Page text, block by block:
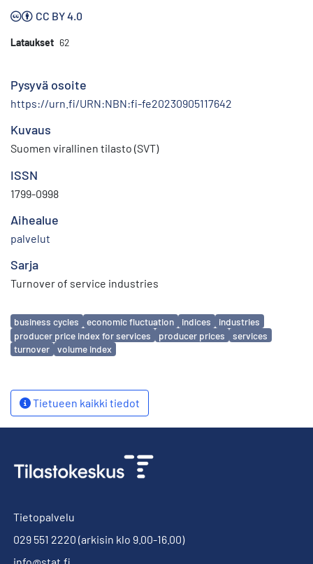
CC BY 4.0
Lataukset 62
Pysyvä osoite
https://urn.fi/URN:NBN:fi-fe20230905117642
Kuvaus
Suomen virallinen tilasto (SVT)
ISSN
1799-0998
Aihealue
palvelut
Sarja
Turnover of service industries
Avainsanat
business cycles economic fluctuation indices
industries
producer price index for services
producer prices
services
turnover
volume index
Tietueen kaikki tiedot
Tietopalvelu
029 551 2220 (arkisin klo 9.00-16.00)